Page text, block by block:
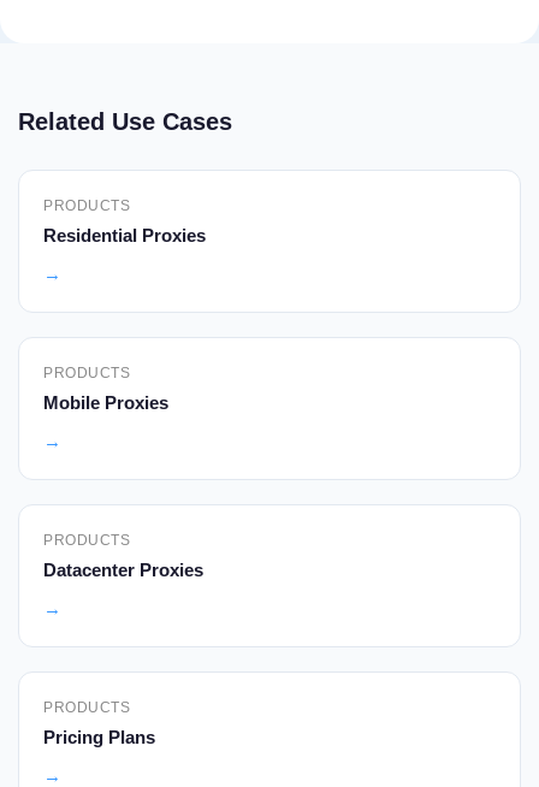
Related Use Cases
PRODUCTS
Residential Proxies
→
PRODUCTS
Mobile Proxies
→
PRODUCTS
Datacenter Proxies
→
PRODUCTS
Pricing Plans
→